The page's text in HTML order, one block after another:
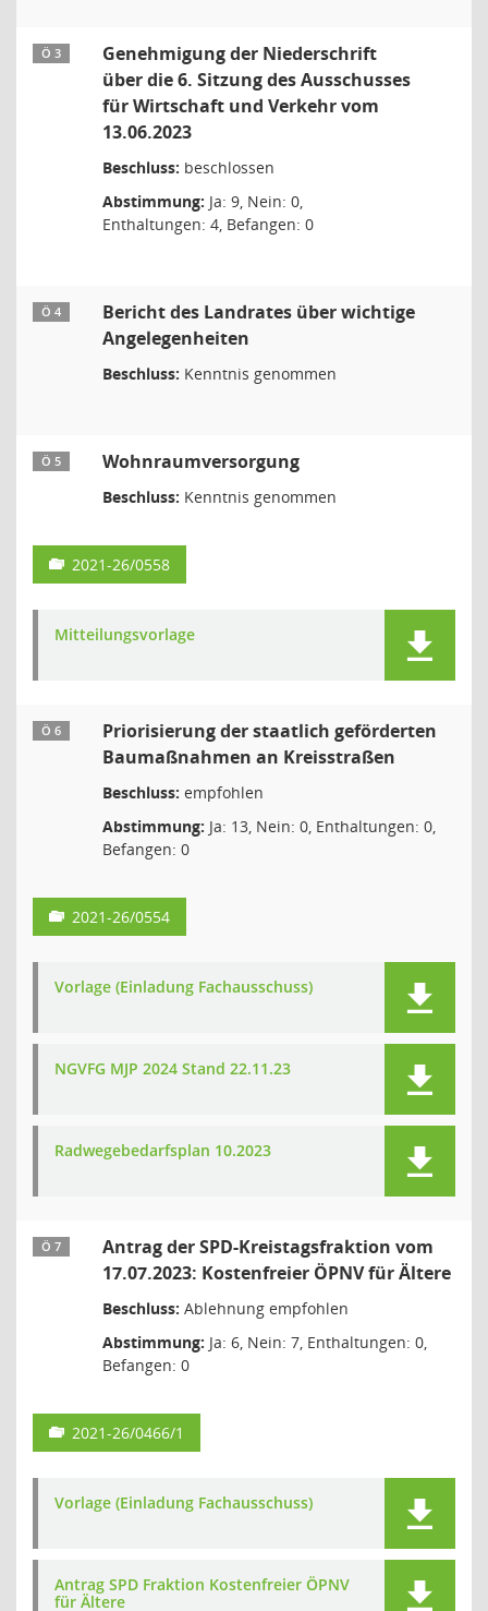
Ö 3
Genehmigung der Niederschrift
über die 6. Sitzung des Ausschusses
für Wirtschaft und Verkehr vom
13.06.2023
Beschluss: beschlossen
Abstimmung: Ja: 9, Nein: 0,
Enthaltungen: 4, Befangen: 0
Ö 4
Bericht des Landrates über wichtige
Angelegenheiten
Beschluss: Kenntnis genommen
Ö 5 Wohnraumversorgung
Beschluss: Kenntnis genommen
2021-26/0558
Mitteilungsvorlage
Ö 6
Priorisierung der staatlich geförderten
Baumaßnahmen an Kreisstraßen
Beschluss: empfohlen
Abstimmung: Ja: 13, Nein: 0, Enthaltungen: 0,
Befangen: 0
2021-26/0554
Vorlage (Einladung Fachausschuss)
NGVFG MJP 2024 Stand 22.11.23
Radwegebedarfsplan 10.2023
Ö 7
Antrag der SPD-Kreistagsfraktion vom
17.07.2023: Kostenfreier ÖPNV für Ältere
Beschluss: Ablehnung empfohlen
Abstimmung: Ja: 6, Nein: 7, Enthaltungen: 0,
Befangen: 0
2021-26/0466/1
Vorlage (Einladung Fachausschuss)
Antrag SPD Fraktion Kostenfreier ÖPNV
für Ältere